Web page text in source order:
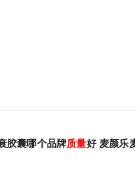
胶囊哪个品牌质量好 麦颜乐